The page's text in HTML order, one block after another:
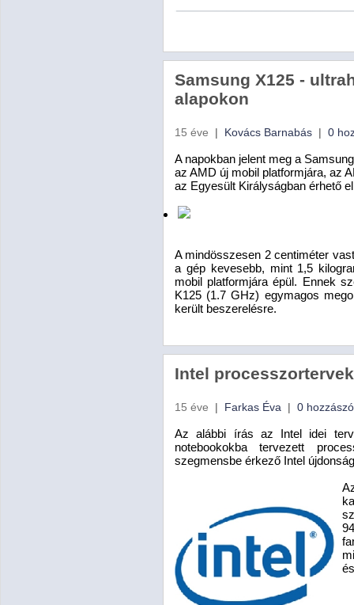
Samsung X125 -
alapokon
15 éve | Kovács Barnabás | 0
A napokban jelent meg a
az AMD új mobil platformjára, az
az Egyesült Királyságban érhető
A mindösszesen 2 centiméter
a gép kevesebb, mint 1,5
mobil platformjára épül. Ennek
K125 (1.7 GHz) egymagos
került beszerelésre.
Intel
15 éve | Farkas Éva | 0
Az alábbi írás az Intel idei
notebookokba tervezett
szegmensbe érkező Intel